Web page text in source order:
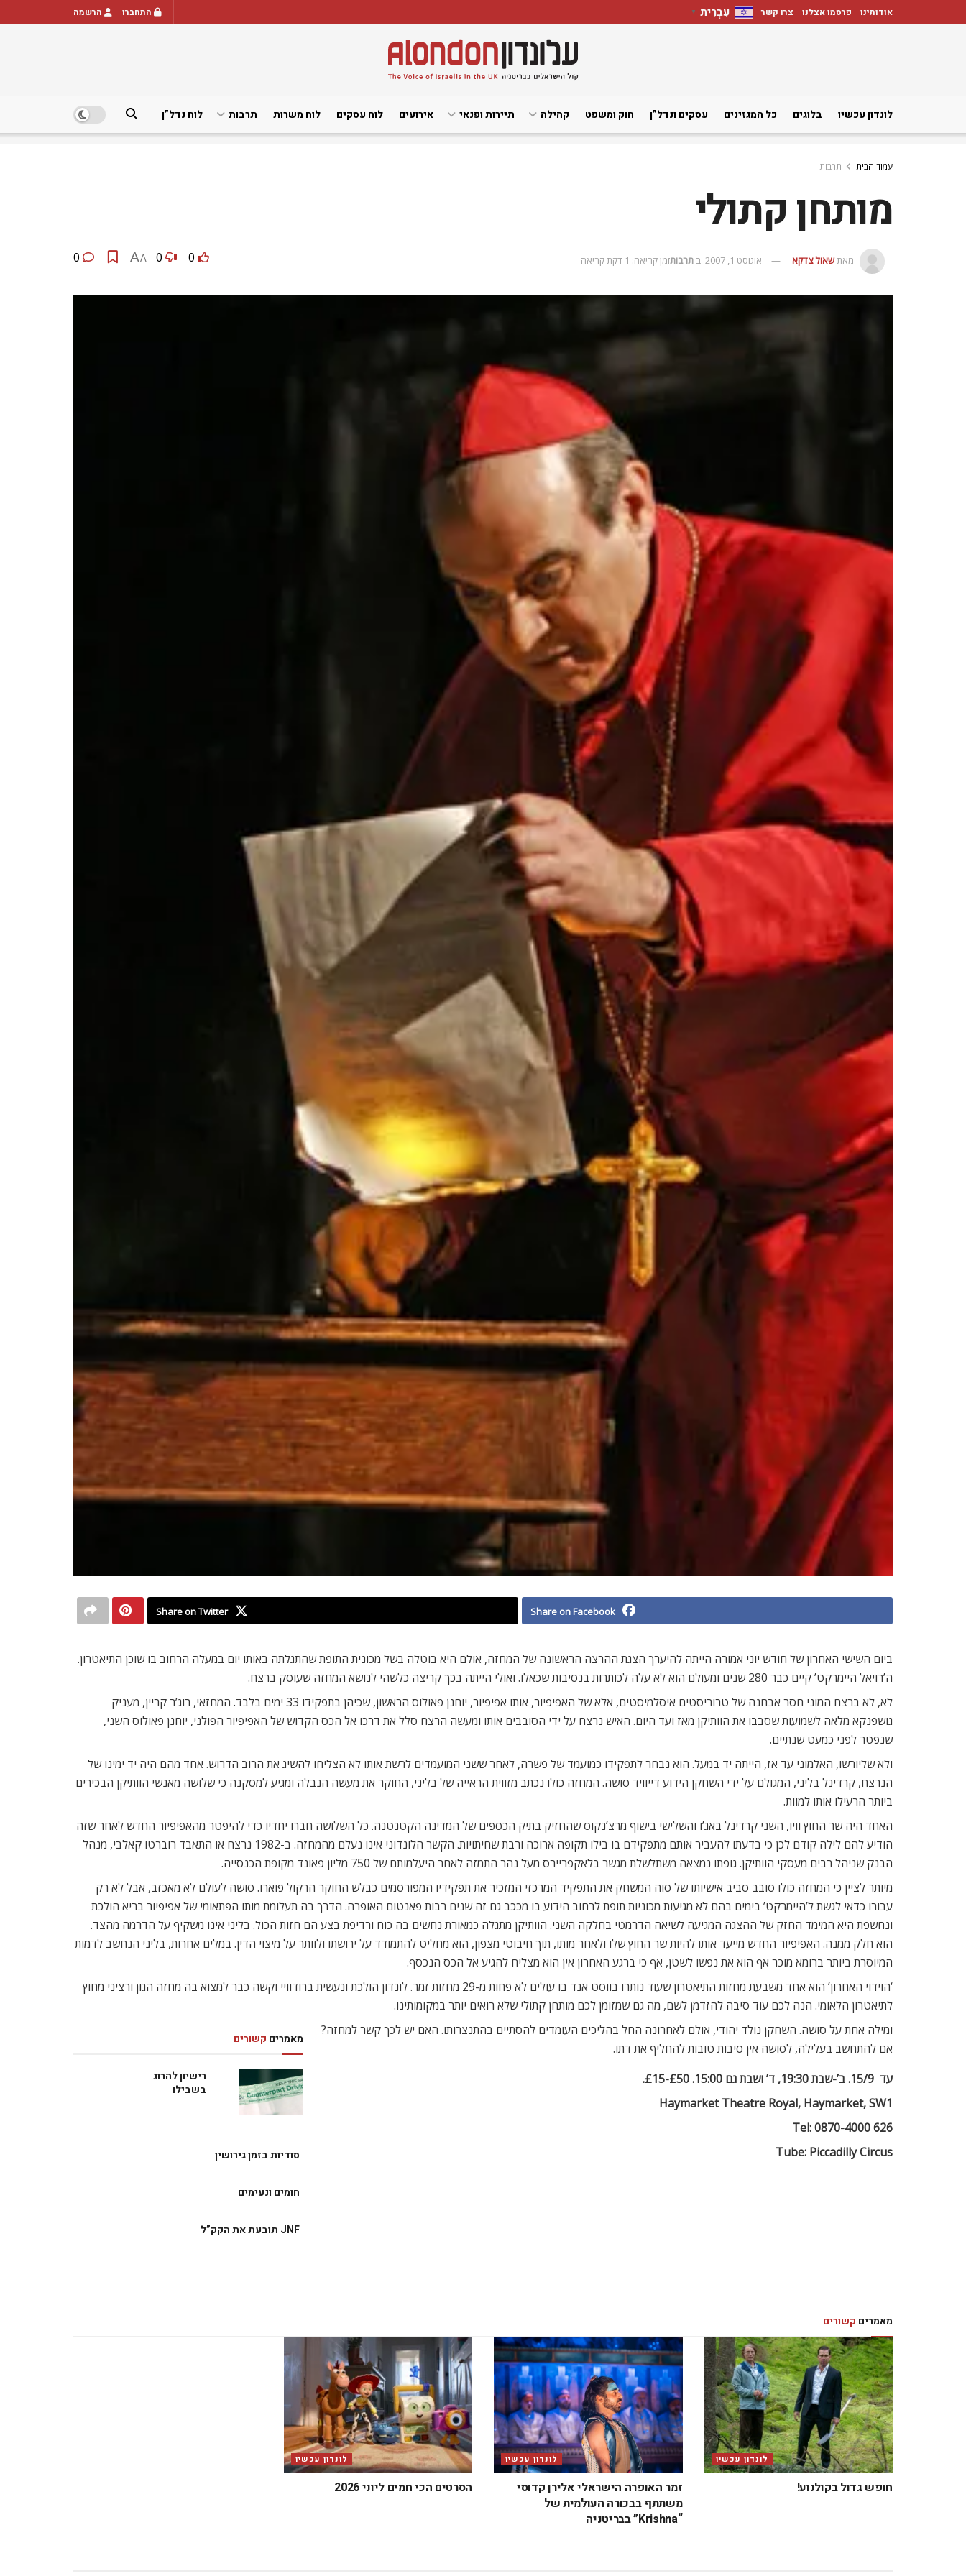
אודותינו פרסמו אצלנו צרו קשר עִבְרִית ▼ התחברו הרשמה
לונדון עכשיו בלוגים כל המגזינים עסקים ונדל”ן חוק ומשפט קהילה תיירות ופנאי אירועים לוח עסקים לוח משרות תרבות לוח נדל”ן
עמוד הבית תרבות
מותחן קתולי
מאתשאול צדקא אוגוסט 1, 2007 ב תרבותזמן קריאה: 1 דקת קריאה 0
0
A
A
Share on Facebook
Share on Twitter
ביום השישי האחרון של חודש יוני אמורה הייתה להיערך הצגת ההרצה הראשונה של המחזה, אולם היא בוטלה בשל מכונית התופת שהתגלתה באותו יום במעלה הרחוב בו שוכן התיאטרון.
ה’רויאל היימרקט’ קיים כבר 280 שנים ומעולם הוא לא עלה לכותרות בנסיבות שכאלו. ואולי הייתה בכך קריצה כלשהי לנושא המחזה שעוסק ברצח.
לא, לא ברצח המוני חסר אבחנה של טרוריסטים איסלמיסטים, אלא של האפיפיור, אותו אפיפיור, יוחנן פאולוס הראשון, שכיהן בתפקידו 33 ימים בלבד. המחזאי, רוג’ר קריין, מעניק
גושפנקא מלאה לשמועות שסבבו את הוותיקן מאז ועד היום. האיש נרצח על ידי הסובבים אותו ומעשה הרצח סלל את דרכו אל הכס הקדוש של האפיפיור הפולני, יוחנן פאולוס השני,
שנפטר לפני כמעט שנתיים.
ולא שליורשו, האלמוני עד אז, הייתה יד במעל. הוא נבחר לתפקידו כמועמד של פשרה, לאחר ששני המועמדים לרשת אותו לא הצליחו להשיג את הרוב הדרוש. אחד מהם היה יד ימינו של
הנרצח, קרדינל בליני, המגולם על ידי השחקן הידוע דייוויד סושה. המחזה כולו נכתב מזווית הראייה של בליני, החוקר את מעשה הנבלה ומגיע למסקנה כי שלושה מאנשי הוותיקן הבכירים
ביותר הרעילו אותו למוות.
האחד היה שר החוץ וויו, השני קרדינל באג’ו והשלישי בישוף מרצ’נקוס שהחזיק בתיק הכספים של המדינה הקטנטנה. כל השלושה חברו יחדיו כדי להיפטר מהאפיפיור החדש לאחר שזה
הודיע להם לילה קודם לכן כי בדעתו להעביר אותם מתפקידם בו בילו תקופה ארוכה ורבת שחיתויות. הקשר הלונדוני אינו נעלם מהמחזה. ב-1982 נרצח או התאבד רוברטו קאלבי, מנהל
הבנק שניהל רבים מעסקי הוותיקן. גופתו נמצאה משתלשלת מגשר בלאקפריירס מעל נהר התמזה לאחר היעלמותם של 750 מליון פאונד מקופת הכנסייה.
מיותר לציין כי המחזה כולו סובב סביב אישיותו של סוה המשחק את התפקיד המרכזי המזכיר את תפקידיו המפורסמים כבלש החוקר הרקול פוארו. סושה לעולם לא מאכזב, אבל לא רק
עבורו כדאי לגשת ל’היימרקט’ בימים בהם לא מגיעות מכוניות תופת לרחוב הידוע בו מככב גם זה שנים רבות פאנטום האופרה. הדרך בה תעלומת מותו הפתאומי של אפיפיור בריא הולכת
ונחשפת היא המימד החזק של ההצגה המגיעה לשיאה הדרמטי בחלקה השני. הוותיקן מתגלה כמאורת נחשים בה כוח ורדיפת בצע הם חזות הכול. בליני אינו משקיף על הדרמה מהצד.
הוא חלק ממנה. האפיפיור החדש מייעד אותו להיות שר החוץ שלו ולאחר מותו, תוך חיבוטי מצפון, הוא מחליט להתמודד על ירושתו ולוותר על מיצוי הדין. במלים אחרות, בליני הנחשב לדמות
המיוסרת ביותר ברומא מוכר אף הוא את נפשו לשטן, אף כי ברגע האחרון אין הוא מצליח להגיע אל הכס הנכסף.
‘הוידוי האחרון’ הוא אחד משבעת מחזות התיאטרון שעוד נותרו בווסט אנד בו עולים לא פחות מ-29 מחזות זמר. לונדון הולכת ונעשית ברודוויי וקשה כבר למצוא בה מחזה הגון ורציני מחוץ
לתיאטרון הלאומי. הנה לכם עוד סיבה להזדמן לשם, מה גם שמזומן לכם מותחן קתולי שלא רואים יותר במקומותינו.
מאמרים קשורים
רישיון להרוג
בשבילו
סודיות בזמן גירושין
חומים ונעימים
JNF תובעת את הקק”ל
ומילה אחת על סושה. השחקן נולד יהודי, אולם לאחרונה החל בהליכים העומדים להסתיים בהתנצרותו. האם יש לכך קשר למחזה?
אם להתחשב בעלילה, לסושה אין סיבות טובות להחליף את דתו.
עד  15/9. ב’-שבת 19:30, ד’ ושבת גם 15:00. £50-£15.
Haymarket Theatre Royal, Haymarket, SW1
Tel: 0870-4000 626
Tube: Piccadilly Circus
מאמרים קשורים
לונדון עכשיו
חופש גדול בקולנוע!
לונדון עכשיו
זמר האופרה הישראלי אלירן קדוסי
משתתף בבכורה העולמית של
“Krishna” בבריטניה
לונדון עכשיו
הסרטים הכי חמים ליוני 2026